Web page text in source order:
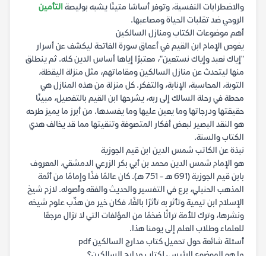
والاضطرابات النفسية، وتوفر أساسًا متينًا يشبه بوليصةالتأمين
الروحي ضد تقلبات الحياة ومصاعبها.
أهم موضوعات الكتاب ومنازل السالكين
يغوص الإمام ابن القيم في أعماق سورة الفاتحة ليكشف عن أسرار
"إياك نعبد وإياك نستعين"، معتبرًا إياها أساس الدين كله. ثم ينطلق
منها ليتحدث عن منازل السالكين ومقاماتهم، مثل منزلة اليقظة،
التوبة، المحاسبة، الإنابة، والتفكر. كل منزلة من هذه المنازل هي
محطة في رحلة السالك إلى ربه، يشرحها ابن القيم بالتفصيل، مبينًا
حقيقتها ودرجاتها وما يعين عليها وما يفسدها. من أبرز ما يميز طرحه
هو النقد البصير لبعض أفكار المتصوفة وتنقيتها مما قد يخالف هدي
الكتاب والسنة.
نبذة عن الكاتب شمس الدين ابن قيم الجوزية
هو الإمام شمس الدين محمد بن أبي بكر الزرعي الدمشقي، المعروف
بابن قيم الجوزية (691 هـ - 751 هـ). كان عالمًا فذًا وإمامًا من أئمة
المذهب الحنبلي، برع في التفسير والحديث والفقه وأصوله. لازم شيخ
الإسلام ابن تيمية وتأثر به تأثرًا بالغًا، فكان خير من هذّب علوم شيخه
ونشرها، وترك للأمة تراثًا ضخمًا من المؤلفات التي لا تزال مرجعًا
للعلماء وطلاب العلم إلى يومنا هذا.
أسئلة شائعة حول تحميل كتاب مدارج السالكين pdf